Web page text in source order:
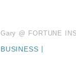
Gary @ FORTUNE
BUSINESS |